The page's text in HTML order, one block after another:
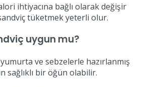
ihtiyacına bağlı olarak değişir
tüketmek yeterli olur.
uygun mu?
ve sebzelerle hazırlanmış
sağlıklı bir öğün olabilir.